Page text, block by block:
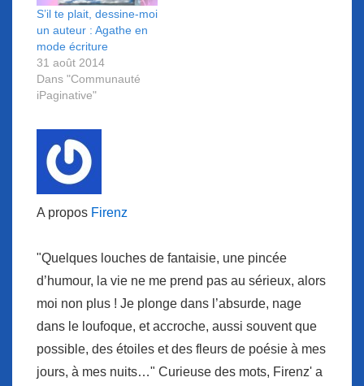
S’il te plait, dessine-moi
un auteur : Agathe en
mode écriture
31 août 2014
Dans "Communauté
iPaginative"
A propos Firenz
"Quelques louches de fantaisie, une pincée
d’humour, la vie ne me prend pas au sérieux, alors
moi non plus ! Je plonge dans l’absurde, nage
dans le loufoque, et accroche, aussi souvent que
possible, des étoiles et des fleurs de poésie à mes
jours, à mes nuits…" Curieuse des mots, Firenz' a